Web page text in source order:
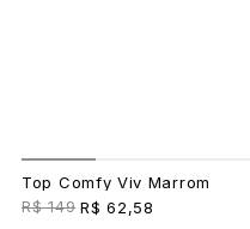
Top Comfy Viv Marrom
R$ 149 R$ 62,58